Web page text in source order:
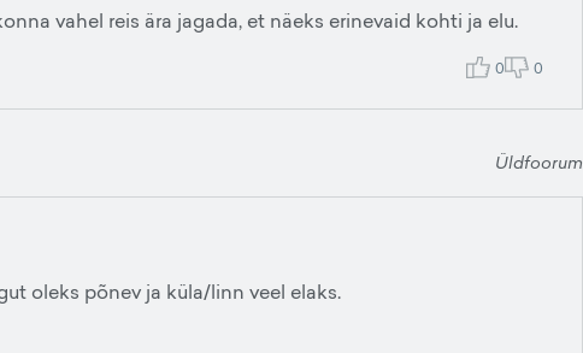
vahel reis ära jagada, et näeks erinevaid kohti ja elu.
0 0
Üldfoorum
oleks põnev ja küla/linn veel elaks.